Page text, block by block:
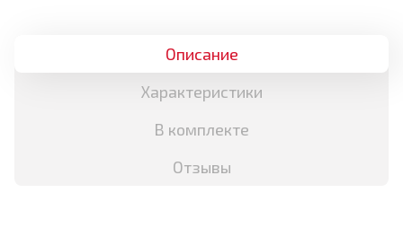
Описание
Характеристики
В комплекте
Отзывы